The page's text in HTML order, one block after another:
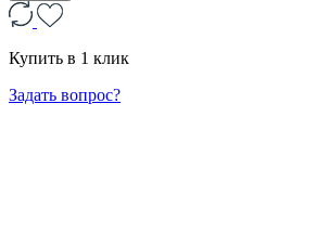
Купить в 1 клик
Задать вопрос?